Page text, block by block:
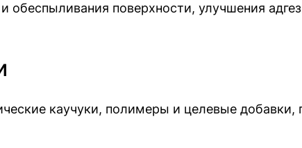
поверхности, улучшения
каучуки, полимеры и целевые